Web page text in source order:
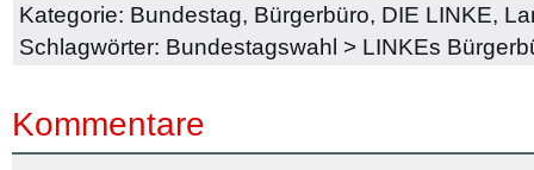
Kategorie: Bundestag, Bürgerbüro, DIE LINKE,
Schlagwörter: Bundestagswahl > LINKEs
Kommentare